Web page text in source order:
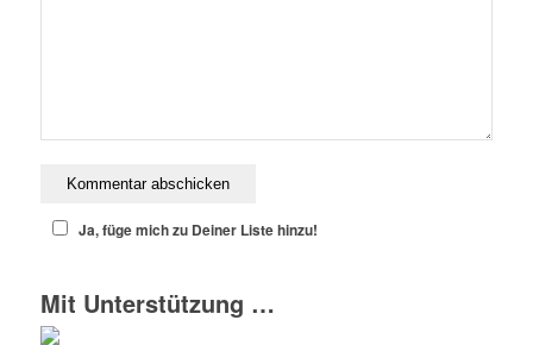
Ja, füge mich zu Deiner Liste hinzu!
Mit Unterstützung …